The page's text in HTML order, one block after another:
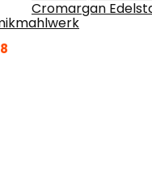
Cromargan